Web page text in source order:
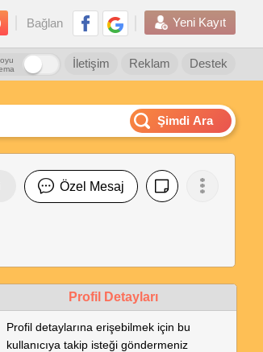
Bağlan Yeni Kayıt
Destek
Reklam
İletişim
Şimdi Ara
Özel Mesaj
Profil Detayları
Profil detaylarına erişebilmek için bu
kullanıcıya takip isteği göndermeniz